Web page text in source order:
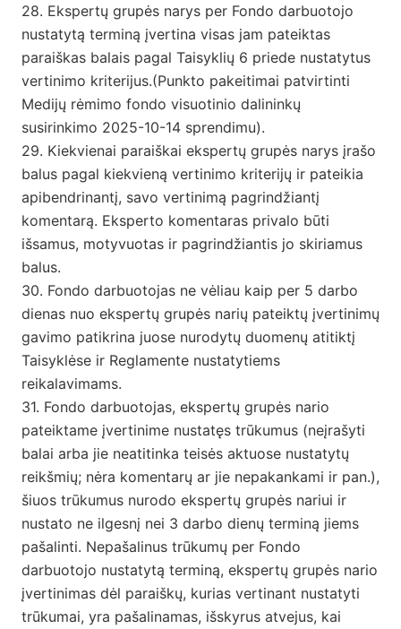
28. Ekspertų grupės narys per Fondo darbuotojo
nustatytą terminą įvertina visas jam pateiktas
paraiškas balais pagal Taisyklių 6 priede nustatytus
vertinimo kriterijus.(Punkto pakeitimai patvirtinti
Medijų rėmimo fondo visuotinio dalininkų
susirinkimo 2025-10-14 sprendimu).
29. Kiekvienai paraiškai ekspertų grupės narys įrašo
balus pagal kiekvieną vertinimo kriterijų ir pateikia
apibendrinantį, savo vertinimą pagrindžiantį
komentarą. Eksperto komentaras privalo būti
išsamus, motyvuotas ir pagrindžiantis jo skiriamus
balus.
30. Fondo darbuotojas ne vėliau kaip per 5 darbo
dienas nuo ekspertų grupės narių pateiktų įvertinimų
gavimo patikrina juose nurodytų duomenų atitiktį
Taisyklėse ir Reglamente nustatytiems
reikalavimams.
31. Fondo darbuotojas, ekspertų grupės nario
pateiktame įvertinime nustatęs trūkumus (neįrašyti
balai arba jie neatitinka teisės aktuose nustatytų
reikšmių; nėra komentarų ar jie nepakankami ir pan.),
šiuos trūkumus nurodo ekspertų grupės nariui ir
nustato ne ilgesnį nei 3 darbo dienų terminą jiems
pašalinti. Nepašalinus trūkumų per Fondo
darbuotojo nustatytą terminą, ekspertų grupės nario
įvertinimas dėl paraiškų, kurias vertinant nustatyti
trūkumai, yra pašalinamas, išskyrus atvejus, kai